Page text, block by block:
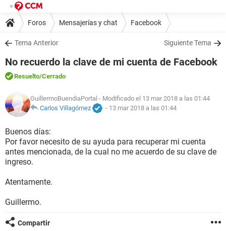
Foros Mensajerías y chat Facebook
Tema Anterior Siguiente Tema
No recuerdo la clave de mi cuenta de Facebook
Resuelto/Cerrado
GuillermoBuendiaPortal - Modificado el 13 mar 2018 a las 01:44
Carlos Villagómez
- 13 mar 2018 a las 01:44
Buenos días:
Por favor necesito de su ayuda para recuperar mi cuenta
antes mencionada, de la cual no me acuerdo de su clave de
ingreso.
Atentamente.
Guillermo.
Compartir